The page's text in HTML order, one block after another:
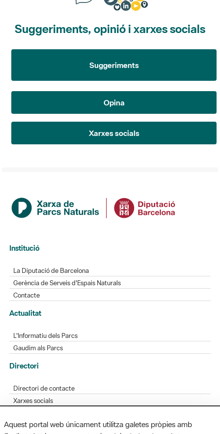
Suggeriments, opinió i xarxes socials
Suggeriments
Opina
Xarxes socials
Institució
La Diputació de Barcelona
Gerència de Serveis d'Espais Naturals
Contacte
Actualitat
L'Informatiu dels Parcs
Gaudim als Parcs
Directori
Directori de contacte
Xarxes socials
Bústia de suggeriments
Aquest portal web únicament utilitza galetes pròpies amb